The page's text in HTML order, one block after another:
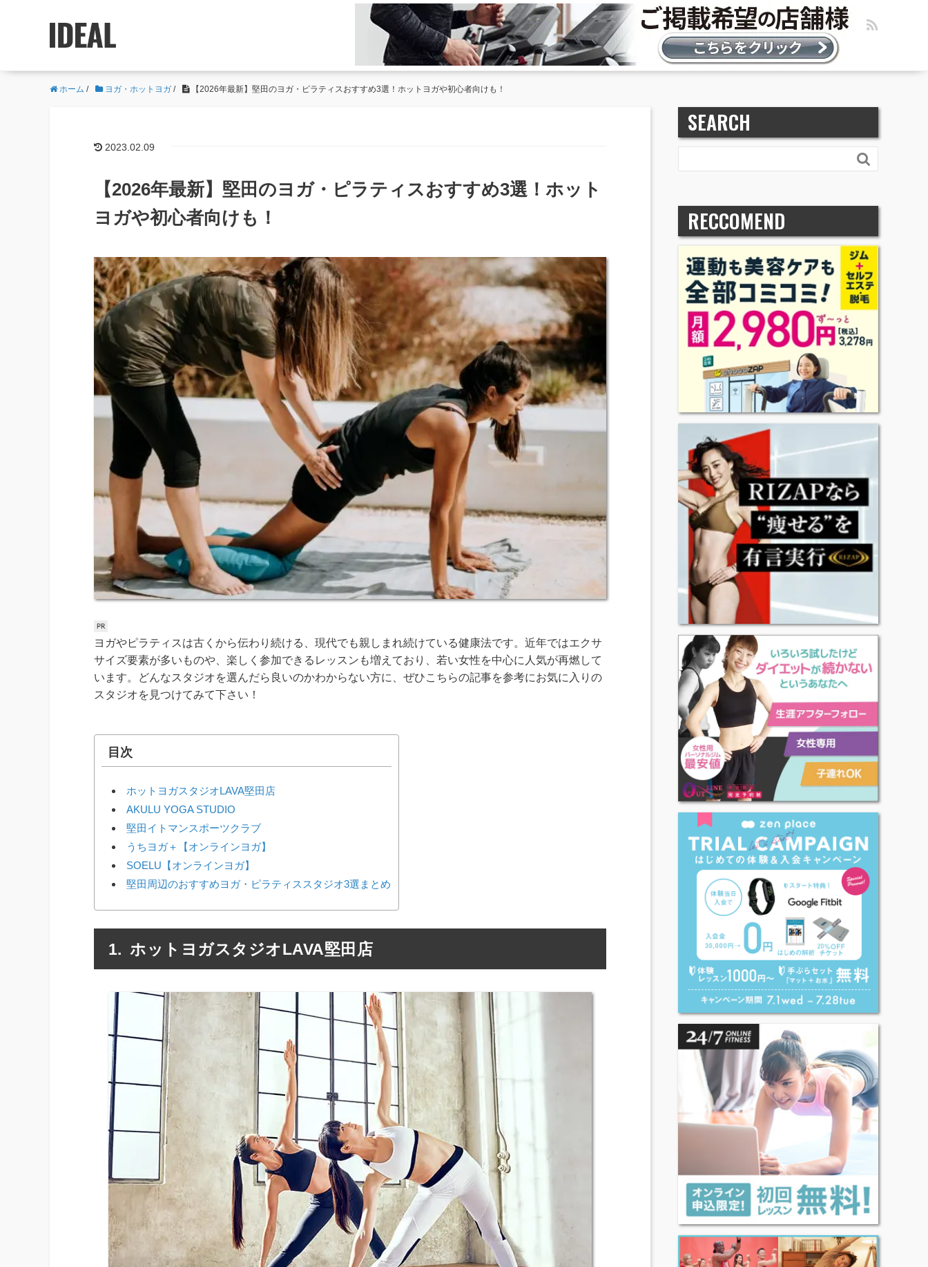
ホーム / ヨガ・ホットヨガ / 【2026年最新】堅田のヨガ・ピラティスおすすめ3選！ホットヨガや初心者向けも！
2023.02.09
【2026年最新】堅田のヨガ・ピラティスおすすめ3選！ホット
ヨガや初心者向けも！
ヨガやピラティスは古くから伝わり続ける、現代でも親しまれ続けている健康法です。近年ではエクサ
サイズ要素が多いものや、楽しく参加できるレッスンも増えており、若い女性を中心に人気が再燃して
います。どんなスタジオを選んだら良いのかわからない方に、ぜひこちらの記事を参考にお気に入りの
スタジオを見つけてみて下さい！
目次
ホットヨガスタジオLAVA堅田店
AKULU YOGA STUDIO
堅田イトマンスポーツクラブ
うちヨガ＋【オンラインヨガ】
SOELU【オンラインヨガ】
堅田周辺のおすすめヨガ・ピラティススタジオ3選まとめ
ホットヨガスタジオLAVA堅田店
SEARCH

RECCOMEND